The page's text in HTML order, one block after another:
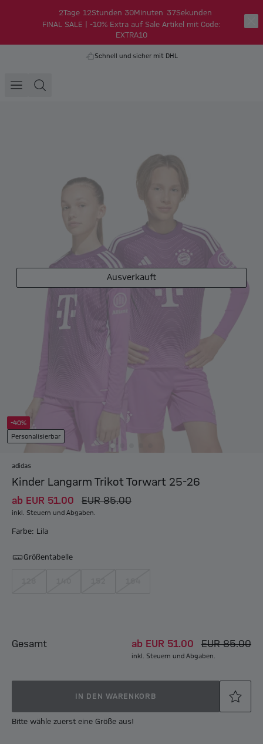
2Tage 12Stunden 30Minuten 37Sekunden
FINAL SALE | -10% Extra auf Sale Artikel mit Code:
EXTRA10
Schnell und sicher mit DHL
-40%
Personalisierbar
Ausverkauft
adidas
Kinder Langarm Trikot Torwart 25-26
ab EUR 51.00 EUR 85.00
inkl. Steuern und Abgaben.
Farbe: Lila
Größentabelle
Gesamt ab EUR 51.00 EUR 85.00
inkl. Steuern und Abgaben.
IN DEN WARENKORB
Bitte wähle zuerst eine Größe aus!